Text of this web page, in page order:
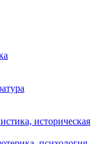
историческая